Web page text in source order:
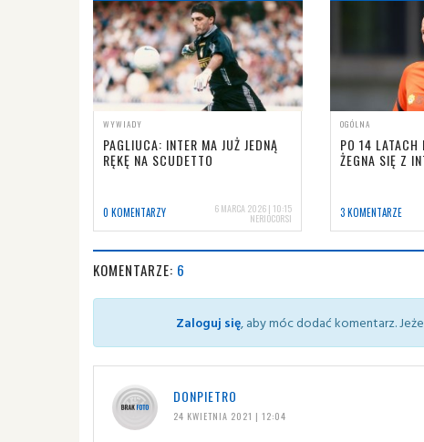
WYWIADY
PAGLIUCA: INTER MA JUŻ JEDNĄ
RĘKĘ NA SCUDETTO
0 KOMENTARZY 6 MARCA 2026 | 10:15
NERIOCORSI
OGÓLNA
PO 14 LATACH
ŻEGNA SIĘ Z
3 KOMENTARZE
KOMENTARZE: 6
Zaloguj się, aby móc dodać komentarz.
DONPIETRO
24 KWIETNIA 2021 | 12:04